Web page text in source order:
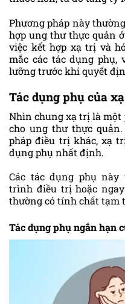
Phương pháp này
hợp ung thư thực quản
việc kết hợp xạ trị và
mắc các tác dụng phụ,
lưỡng trước khi quyết
Tác dụng phụ của
Nhìn chung xạ trị là một
cho ung thư thực
pháp điều trị khác, xạ
dụng phụ nhất định.
Các tác dụng phụ
trình điều trị hoặc
thường có tính chất tạm
Tác dụng phụ ngắn hạn